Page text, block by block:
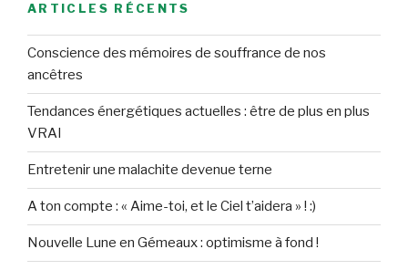
ARTICLES RÉCENTS
Conscience des mémoires de souffrance de nos
ancêtres
Tendances énergétiques actuelles : être de plus en plus
VRAI
Entretenir une malachite devenue terne
A ton compte : « Aime-toi, et le Ciel t’aidera » ! :)
Nouvelle Lune en Gémeaux : optimisme à fond !